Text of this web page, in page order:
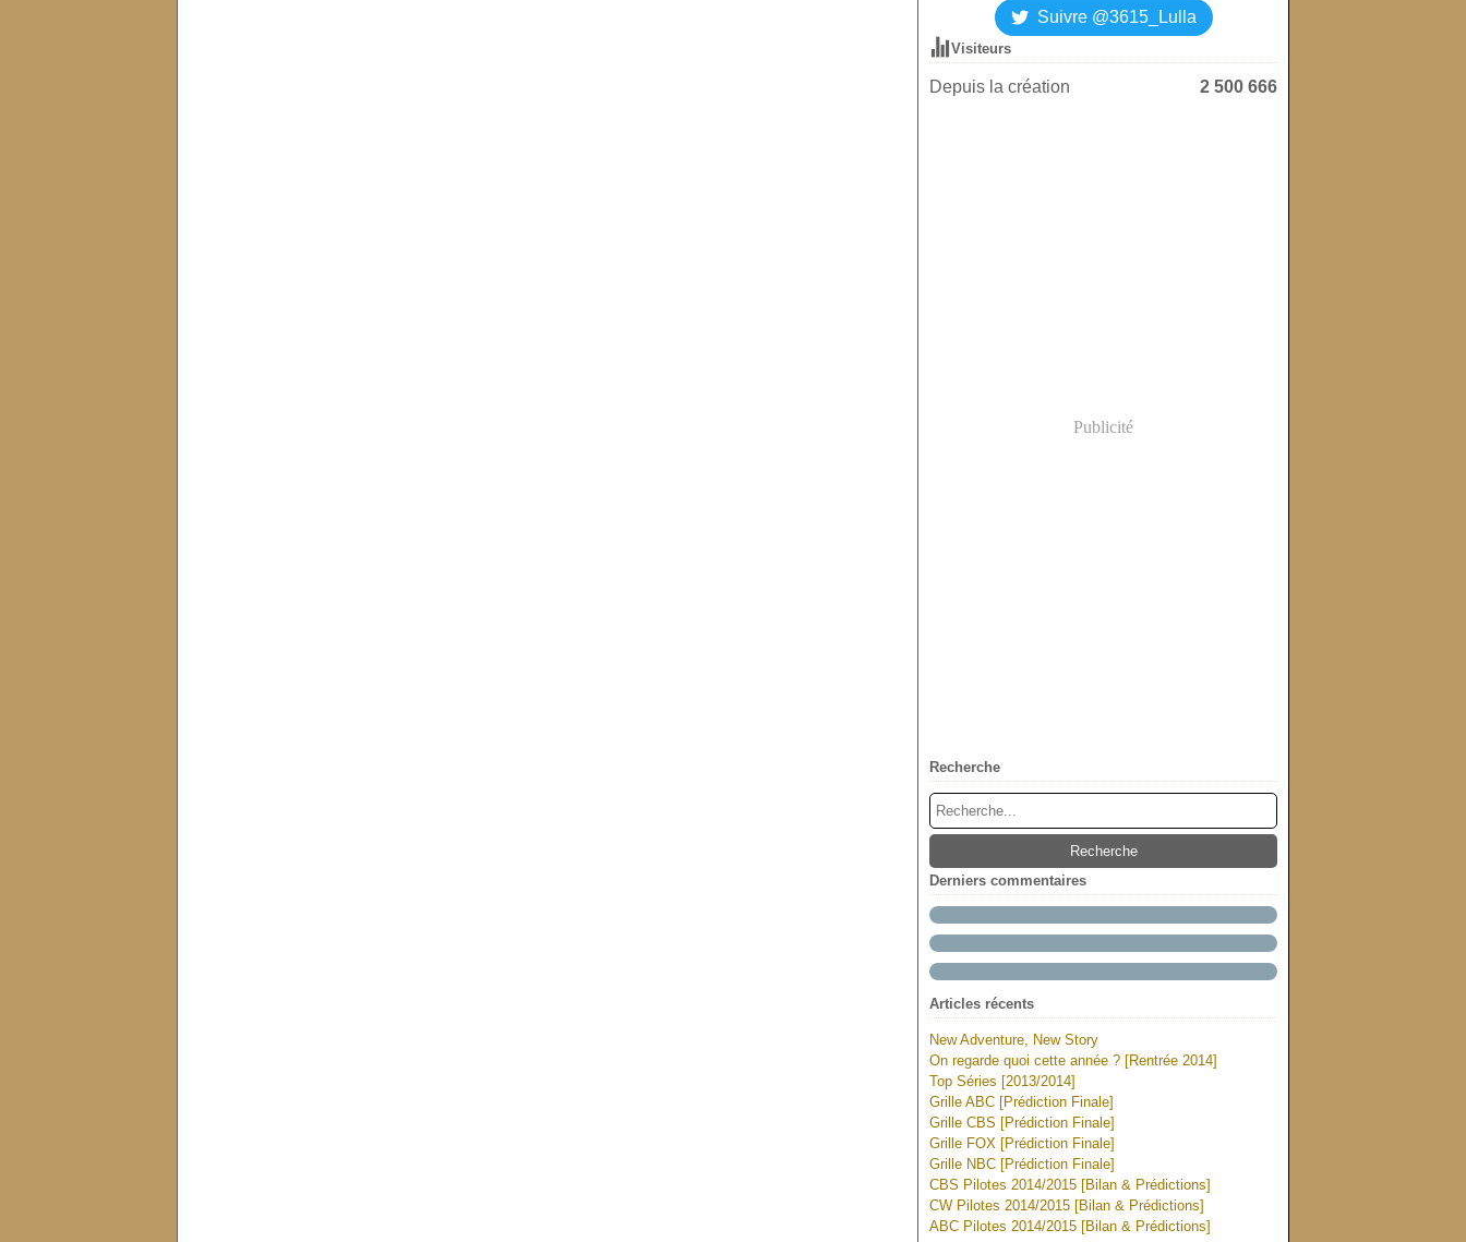
Suivre @3615_Lulla
Visiteurs
Depuis la création 2 500 666
Publicité
Recherche
Derniers commentaires
Articles récents
New Adventure, New Story
On regarde quoi cette année ? [Rentrée 2014]
Top Séries [2013/2014]
Grille ABC [Prédiction Finale]
Grille CBS [Prédiction Finale]
Grille FOX [Prédiction Finale]
Grille NBC [Prédiction Finale]
CBS Pilotes 2014/2015 [Bilan & Prédictions]
CW Pilotes 2014/2015 [Bilan & Prédictions]
ABC Pilotes 2014/2015 [Bilan & Prédictions]